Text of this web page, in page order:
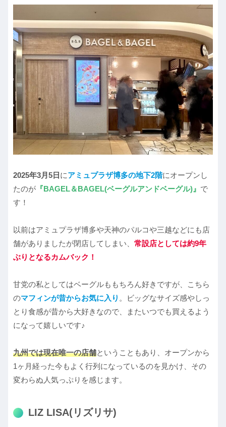
2025年3月5日 にアミュプラザ博多の地下2階にオープンし
たのが 『BAGEL＆BAGEL(ベーグルアンドベーグル)』 で
す！
以前はアミュプラザ博多や天神のパルコや三越などにも店
舗がありましたが閉店してしまい、 常設店としては約9年
ぶりとなるカムバック！
甘党の私としてはベーグルももちろん好きですが、こちら
のマフィンが昔からお気に入り 。ビッグなサイズ感やしっ
とり食感が昔から大好きなので、またいつでも買えるよう
になって嬉しいです♪
九州では現在唯一の店舗ということもあり、オープンから
1ヶ月経った今もよく行列になっているのを見かけ、その
変わらぬ人気っぷりを感じます。
LIZ LISA(リズリサ)